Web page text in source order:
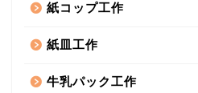
紙コップ工作
紙皿工作
牛乳パック工作